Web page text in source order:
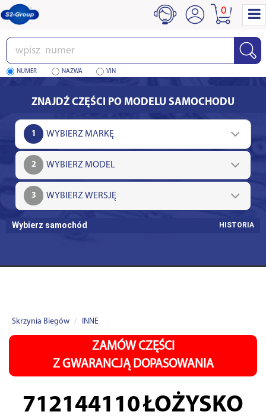
Wpisz
numer
NUMER NAZWA VIN
0
ZNAJDŹ CZĘŚCI PO MODELU SAMOCHODU
1
2
3
Wybierz samochód HISTORIA
Skrzynia Biegów INNE
ZAMÓW CZĘŚCI
Z GWARANCJĄ DOPASOWANIA
712144110ŁOŻYSKO